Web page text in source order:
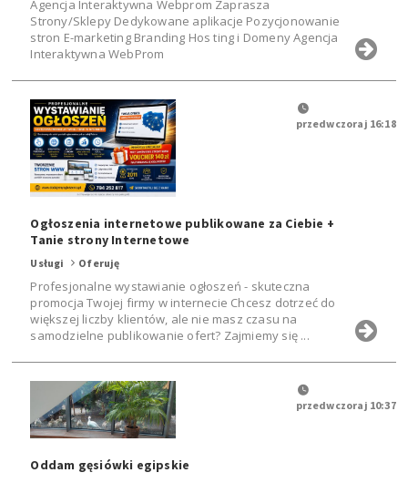
Agencja Interaktywna Webprom Zaprasza
Strony/Sklepy Dedykowane aplikacje Pozycjonowanie
stron E-marketing Branding Hos ting i Domeny Agencja
Interaktywna WebProm
przedwczoraj 16:18
Ogłoszenia internetowe publikowane za Ciebie +
Tanie strony Internetowe
Usługi Oferuję
Profesjonalne wystawianie ogłoszeń - skuteczna
promocja Twojej firmy w internecie Chcesz dotrzeć do
większej liczby klientów, ale nie masz czasu na
samodzielne publikowanie ofert? Zajmiemy się ...
przedwczoraj 10:37
Oddam gęsiówki egipskie